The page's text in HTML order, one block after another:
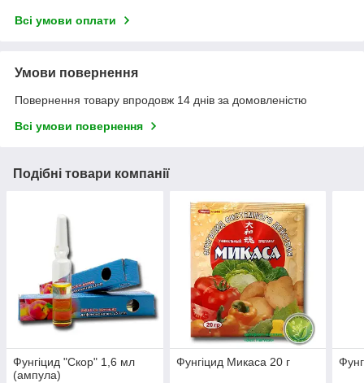
Всі умови оплати
Умови повернення
Повернення товару впродовж 14 днів за домовленістю
Всі умови повернення
Подібні товари компанії
Фунгіцид "Скор" 1,6 мл
(ампула)
Фунгіцид Микаса 20 г